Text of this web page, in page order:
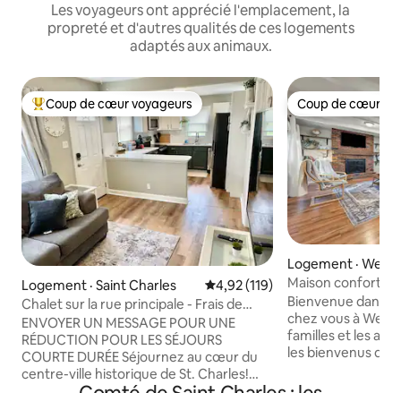
Les voyageurs ont apprécié l'emplacement, la
propreté et d'autres qualités de ces logements
adaptés aux animaux.
Coup de cœur voyageurs parmi les plus aimés
Coup de cœur voyageurs
Logement · Saint Charles Note moyenne de 4,92 sur 5,
4,92 (119)
Chalet sur la rue principale - Frais de
nettoyage bas
ENVOYER UN MESSAGE POUR UNE
RÉDUCTION POUR LES SÉJOURS
COURTE DURÉE Séjournez au cœur du
centre-ville historique de St. Charles!
Coup de cœur
Coup de cœur
Logement ·
Maison
6 personnes +
Bienvenue dans
chez vous à
familles et les
les bienvenus
Capacité